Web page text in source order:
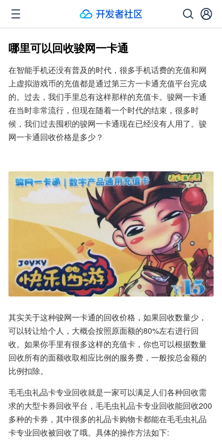
哪里可以回收骏网一卡通
在智能手机还没有普及的时代，很多手机话费的充值和网
上虚拟游戏币的充值都是通过第三方一卡通充值平台完成
的。过去，我们手里总有这样那样的充值卡。骏网一卡通
在当时非常流行，但现在随着一个时代的结束，很多时
候，我们过去囤积的骏网一卡通现在已经没有人用了。骏
网一卡通回收价格是多少？
其实关于这种骏网一卡通的回收价格，如果回收数量少，
可以转让给个人，大概会按照原面额的80%左右进行回
收。如果你手里有很多这样的充值卡，你也可以根据数量
回收所有的面额收取相应比例的服务费，一般按总金额的
比例扣除。
毛毛虫礼品卡专业回收就是一家可以满足人们各种回收需
求的大型卡券回收平台，毛毛虫礼品卡专业回收能回收200
多种的卡券，其中很多的礼品卡购物卡都能在毛毛虫礼品
卡专业回收被回收了哦。具体的操作方法如下: